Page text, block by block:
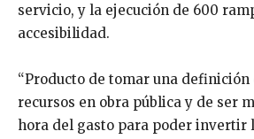
servicio, y la ejecución de 600
accesibilidad.
“Producto de tomar una definición
recursos en obra pública y de ser
hora del gasto para poder invertir